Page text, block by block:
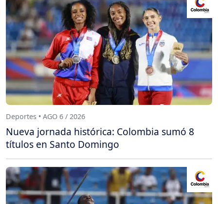
Deportes • AGO 6 / 2026
Nueva jornada histórica: Colombia sumó 8
títulos en Santo Domingo